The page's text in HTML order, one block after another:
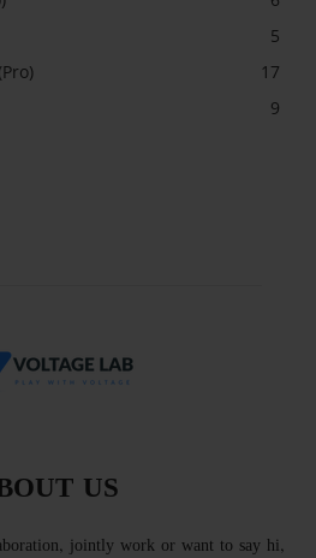
5
(Pro)
17
9
US
jointly work or want to say hi,